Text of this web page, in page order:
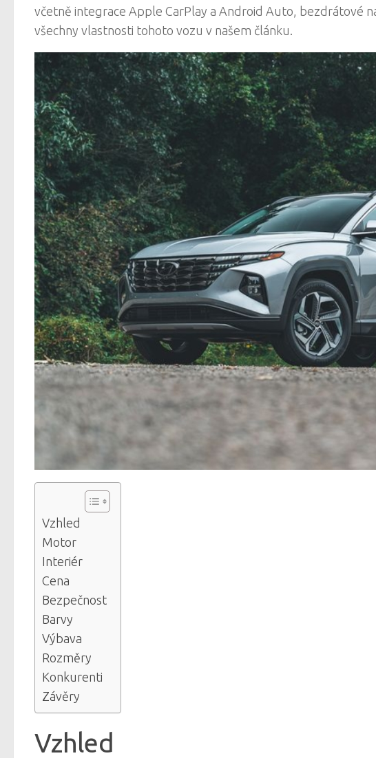
včetně integrace Apple CarPlay a Android Auto, bezdrátové
všechny vlastnosti tohoto vozu v našem článku.
Vzhled
Motor
Interiér
Cena
Bezpečnost
Barvy
Výbava
Rozměry
Konkurenti
Závěry
Vzhled